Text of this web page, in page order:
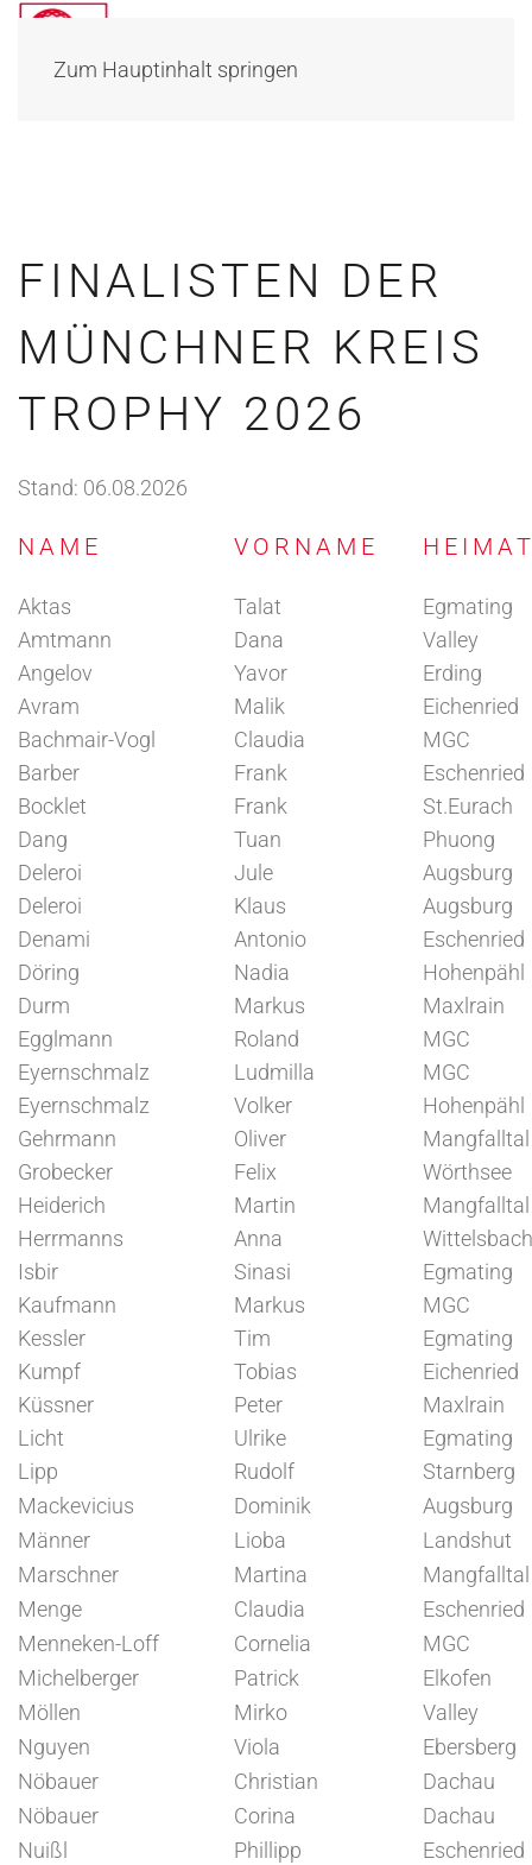
Zum Hauptinhalt springen
FINALISTEN DER
MÜNCHNER KREIS
TROPHY 2026
Stand: 06.08.2026
NAME VORNAME
Aktas Talat
Egmating
Amtmann
Dana
Valley
Angelov
Yavor
Erding
Avram
Malik
Eichenried
Bachmair-Vogl
Claudia
MGC
Barber
Frank
Eschenried
Bocklet
Frank
St.Eurach
Dang
Tuan
Phuong
Deleroi
Jule
Augsburg
Deleroi
Klaus
Augsburg
Denami
Antonio
Eschenried
Döring
Nadia
Hohenpähl
Durm
Markus
Maxlrain
Egglmann
Roland
MGC
Eyernschmalz
Ludmilla
MGC
Eyernschmalz
Volker
Hohenpähl
Gehrmann
Oliver
Mangfalltal
Grobecker
Felix
Wörthsee
Heiderich
Martin
Mangfalltal
Herrmanns
Anna
Wittelsbach
Isbir
Sinasi
Egmating
Kaufmann
Markus
MGC
Kessler
Tim
Egmating
Kumpf
Tobias
Eichenried
Küssner
Peter
Maxlrain
Licht
Ulrike
Egmating
Lipp
Rudolf
Starnberg
Mackevicius
Dominik
Augsburg
Männer
Lioba
Landshut
Marschner
Martina
Mangfalltal
Menge
Claudia
Eschenried
Menneken-Loff
Cornelia
MGC
Michelberger
Patrick
Elkofen
Möllen
Mirko
Valley
Nguyen
Viola
Ebersberg
Nöbauer
Christian
Dachau
Nöbauer
Corina
Dachau
Nuißl
Phillipp
Eschenried